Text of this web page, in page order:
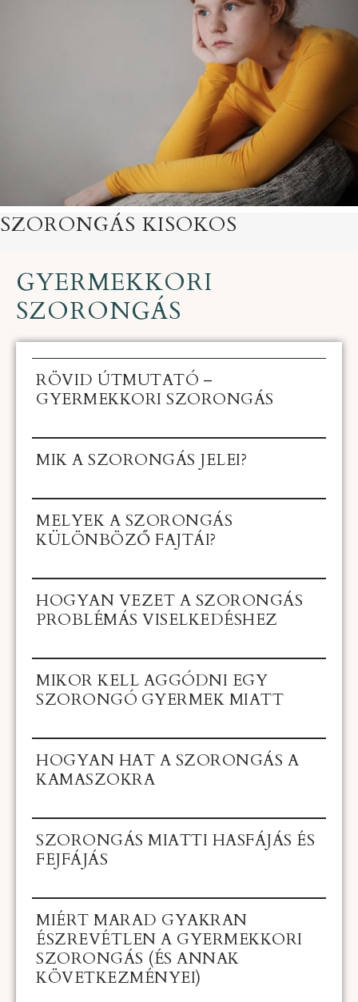
SZORONGÁS KISOKOS
GYERMEKKORI
SZORONGÁS
RÖVID ÚTMUTATÓ –
GYERMEKKORI SZORONGÁS
MIK A SZORONGÁS JELEI?
MELYEK A SZORONGÁS
KÜLÖNBÖZŐ FAJTÁI?
HOGYAN VEZET A SZORONGÁS
PROBLÉMÁS VISELKEDÉSHEZ
MIKOR KELL AGGÓDNI EGY
SZORONGÓ GYERMEK MIATT
HOGYAN HAT A SZORONGÁS A
KAMASZOKRA
SZORONGÁS MIATTI HASFÁJÁS ÉS
FEJFÁJÁS
MIÉRT MARAD GYAKRAN
ÉSZREVÉTLEN A GYERMEKKORI
SZORONGÁS (ÉS ANNAK
KÖVETKEZMÉNYEI)